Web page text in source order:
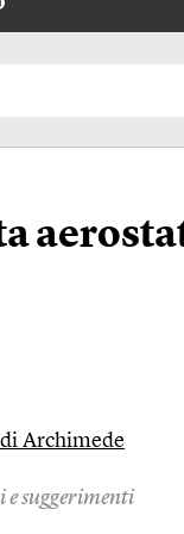
Archimede
e suggerimenti